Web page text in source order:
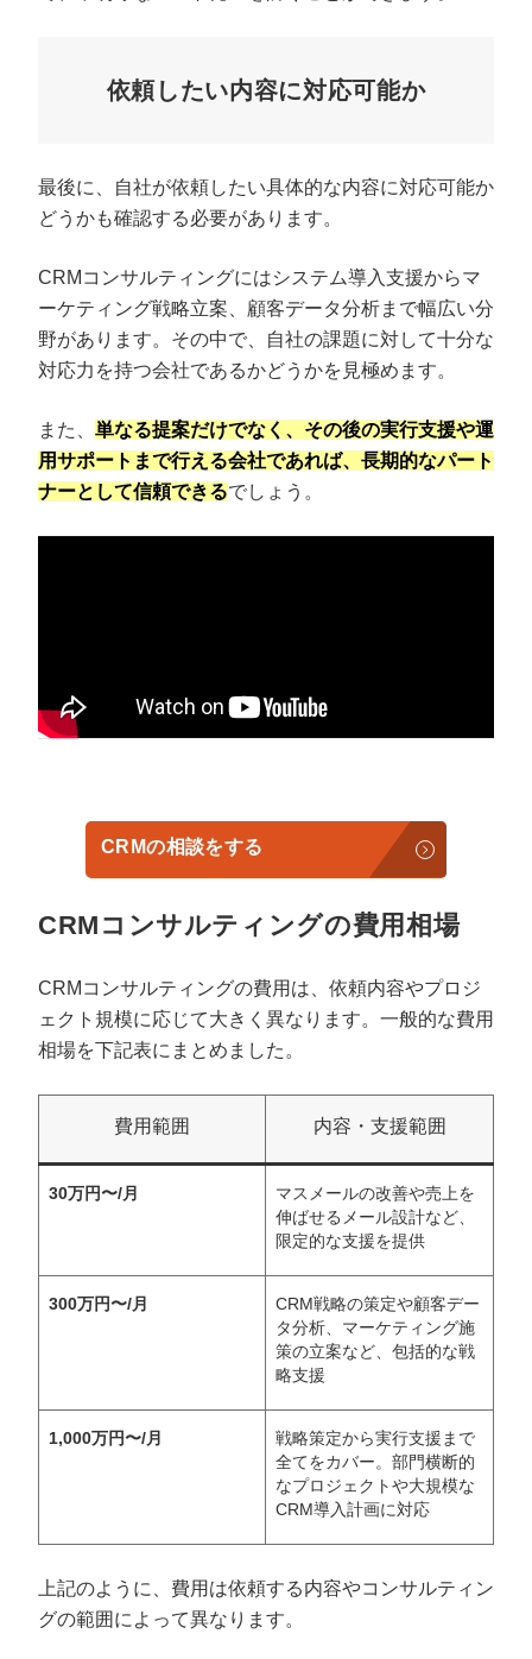
依頼したい内容に対応可能か
最後に、自社が依頼したい具体的な内容に対応可能か
どうかも確認する必要があります。
CRMコンサルティングにはシステム導入支援からマ
ーケティング戦略立案、顧客データ分析まで幅広い分
野があります。その中で、自社の課題に対して十分な
対応力を持つ会社であるかどうかを見極めます。
また、 単なる提案だけでなく、その後の実行支援や運
用サポートまで行える会社であれば、長期的なパート
ナーとして信頼できるでしょう。
CRMの相談をする
CRMコンサルティングの費用相場
CRMコンサルティングの費用は、依頼内容やプロジ
ェクト規模に応じて大きく異なります。一般的な費用
相場を下記表にまとめました。
費用範囲 内容・支援範囲
30万円〜/月
マスメールの改善や売上を
伸ばせるメール設計など、
限定的な支援を提供
300万円〜/月
CRM戦略の策定や顧客デー
タ分析、マーケティング施
策の立案など、包括的な戦
略支援
1,000万円〜/月
戦略策定から実行支援まで
全てをカバー。部門横断的
なプロジェクトや大規模な
CRM導入計画に対応
上記のように、費用は依頼する内容やコンサルティン
グの範囲によって異なります。